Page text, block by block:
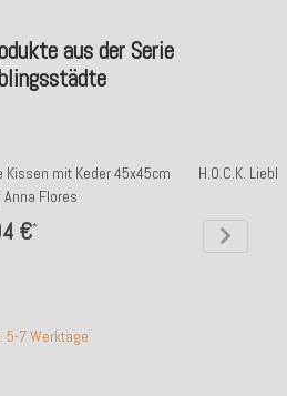
aus der Serie
Kissen mit Keder 45x45cm
Anna Flores
€*
5-7 Werktage
H.O.C.K.